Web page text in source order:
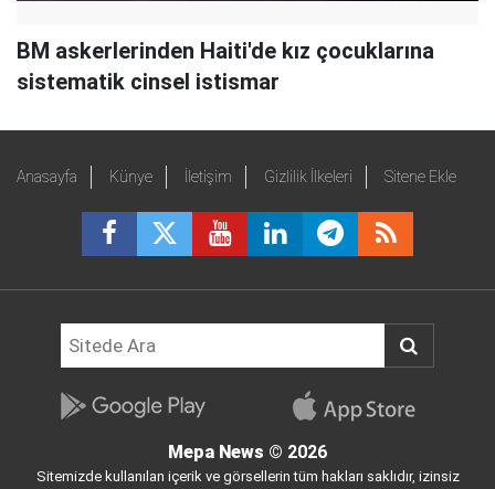
BM askerlerinden Haiti'de kız çocuklarına
sistematik cinsel istismar
Anasayfa Künye İletişim Gizlilik İlkeleri Sitene Ekle
Mepa News © 2026
Sitemizde kullanılan içerik ve görsellerin tüm hakları saklıdır, izinsiz